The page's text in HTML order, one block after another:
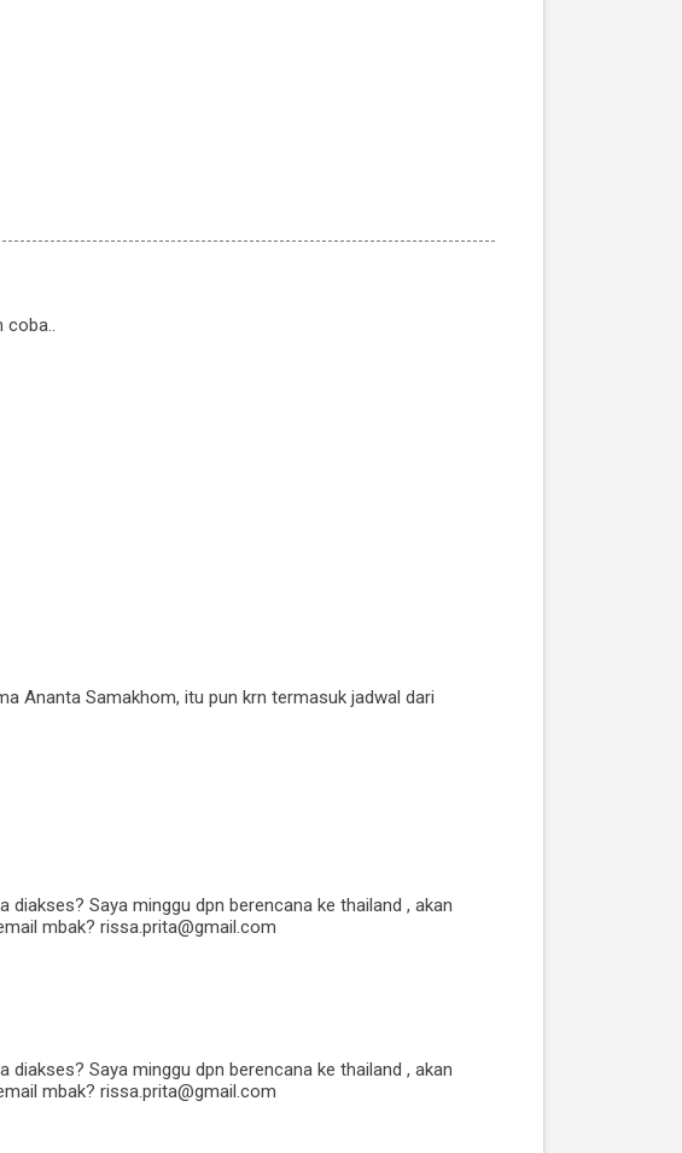
coba..
Ananta Samakhom, itu pun krn termasuk jadwal dari
Saya minggu dpn berencana ke thailand , akan
mbak? rissa.prita@gmail.com
Saya minggu dpn berencana ke thailand , akan
mbak? rissa.prita@gmail.com